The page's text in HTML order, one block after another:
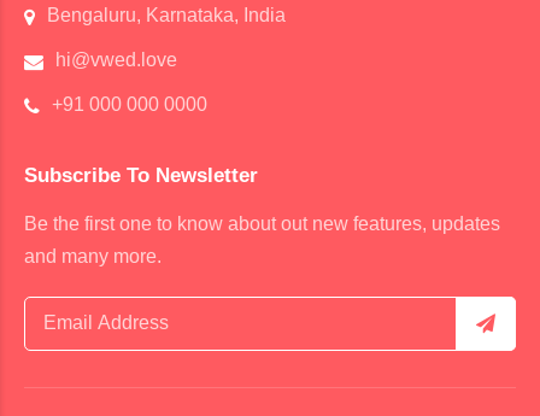
Bengaluru, Karnataka, India
hi@vwed.love
+91 000 000 0000
Subscribe To Newsletter
Be the first one to know about out new features, updates
and many more.